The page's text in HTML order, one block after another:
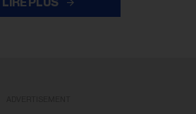
LIRE PLUS